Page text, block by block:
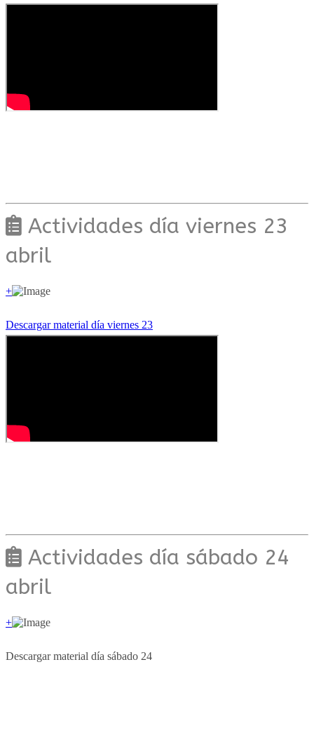
Actividades día viernes 23
abril
+
Descargar material día viernes 23
Actividades día sábado 24
abril
+
Descargar material día sábado 24